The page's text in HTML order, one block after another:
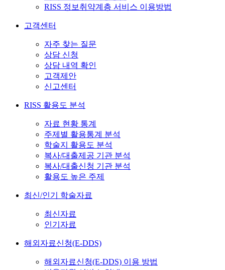
RISS 정보취약계층 서비스 이용방법
고객센터
자주 찾는 질문
상담 신청
상담 내역 확인
고객제안
신고센터
RISS 활용도 분석
자료 현황 통계
주제별 활용통계 분석
학술지 활용도 분석
복사/대출제공 기관 분석
복사/대출신청 기관 분석
활용도 높은 주제
최신/인기 학술자료
최신자료
인기자료
해외자료신청(E-DDS)
해외자료신청(E-DDS) 이용 방법